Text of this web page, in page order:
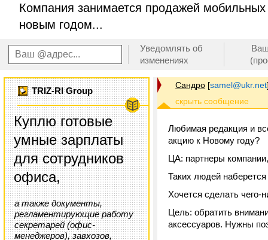
Компания занимается продажей
новым годом...
Уведомлять об
изменениях
TRIZ-RI Group
Куплю готовые
умные зарплаты
для сотрудников
офиса,
а также документы,
регламентирующие работу
секретарей (офис-
менеджеров), завхозов,
Сандро [samel@ukr.net
Любимая редакция и
акцию к Новому году?
ЦА: партнеры
Таких людей
Хочется сделать чего-
Цель: обратить
аксессуаров. Нужны